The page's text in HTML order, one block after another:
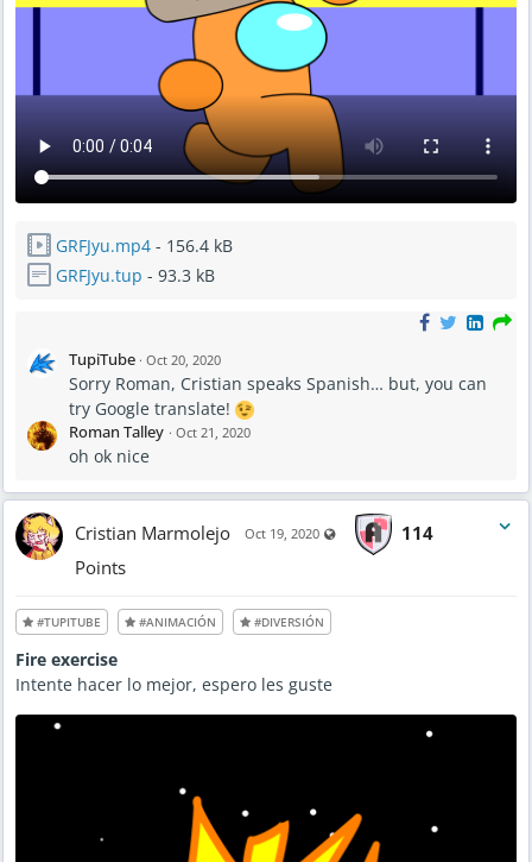
GRFJyu.mp4 - 156.4 kB
GRFJyu.tup - 93.3 kB
TupiTube · Oct 20, 2020
Sorry Roman, Cristian speaks Spanish… but, you can
try Google translate!
Roman Talley · Oct 21, 2020
oh ok nice
Cristian Marmolejo Oct 19, 2020 Visible also to unregistered
114
Points
#TUPITUBE #ANIMACIÓN #DIVERSIÓN
Fire exercise
Intente hacer lo mejor, espero les guste